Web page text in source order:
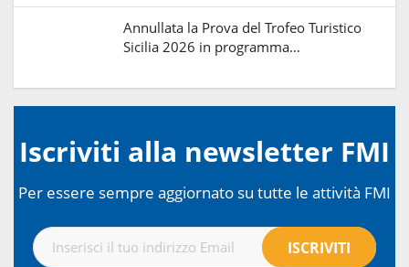
Annullata la Prova del Trofeo Turistico
Sicilia 2026 in programma…
Iscriviti alla newsletter FMI
Per essere sempre aggiornato su tutte le attività FMI